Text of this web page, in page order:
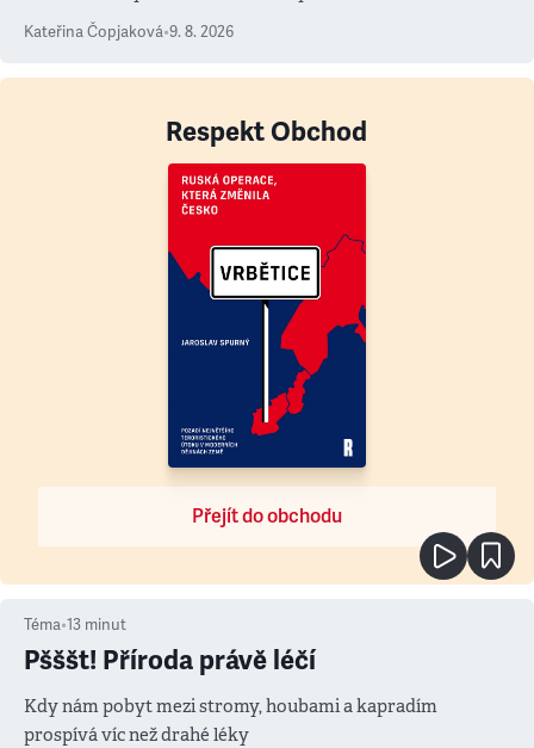
Kateřina Čopjaková•9. 8. 2026
Respekt Obchod
Přejít do obchodu
Téma•13 minut
Pšššt! Příroda právě léčí
Kdy nám pobyt mezi stromy, houbami a kapradím
prospívá víc než drahé léky